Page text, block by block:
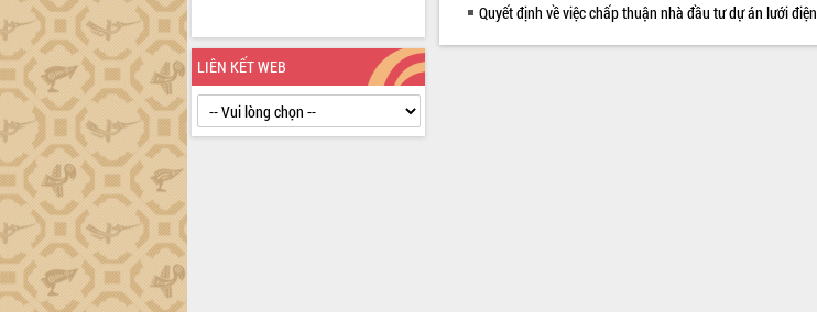
trường Nguyễn Hoàng Hiệp khảo sát
vùng trồng và doanh nghiệp đóng gói
sầu riêng tại Đắk Lắk
Trình diễn nghệ thuật chế biến các
món ăn từ sầu riêng
LIÊN KẾT WEB
Quyết định về việc chấp thuận nhà đầu tư dự án lưới điện